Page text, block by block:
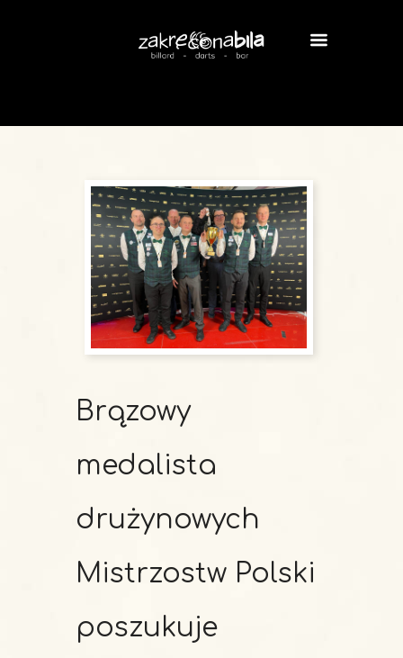
Brązowy
medalista
drużynowych
Mistrzostw Polski
poszukuje